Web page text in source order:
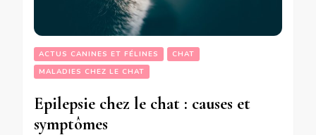
ACTUS CANINES ET FÉLINES
CHAT
MALADIES CHEZ LE CHAT
Epilepsie chez le chat : causes et
symptômes